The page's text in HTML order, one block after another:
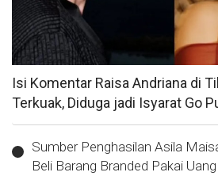
Isi Komentar Raisa Andriana di
Terkuak, Diduga jadi Isyarat Go
Sumber Penghasilan Asila
Beli Barang Branded Pakai